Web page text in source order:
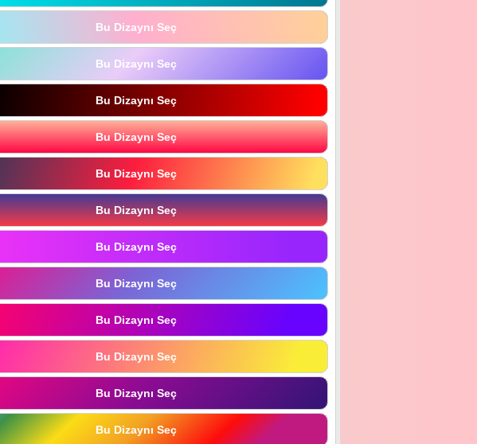
Bu Dizaynı Seç
Bu Dizaynı Seç
Bu Dizaynı Seç
Bu Dizaynı Seç
Bu Dizaynı Seç
Bu Dizaynı Seç
Bu Dizaynı Seç
Bu Dizaynı Seç
Bu Dizaynı Seç
Bu Dizaynı Seç
Bu Dizaynı Seç
Bu Dizaynı Seç